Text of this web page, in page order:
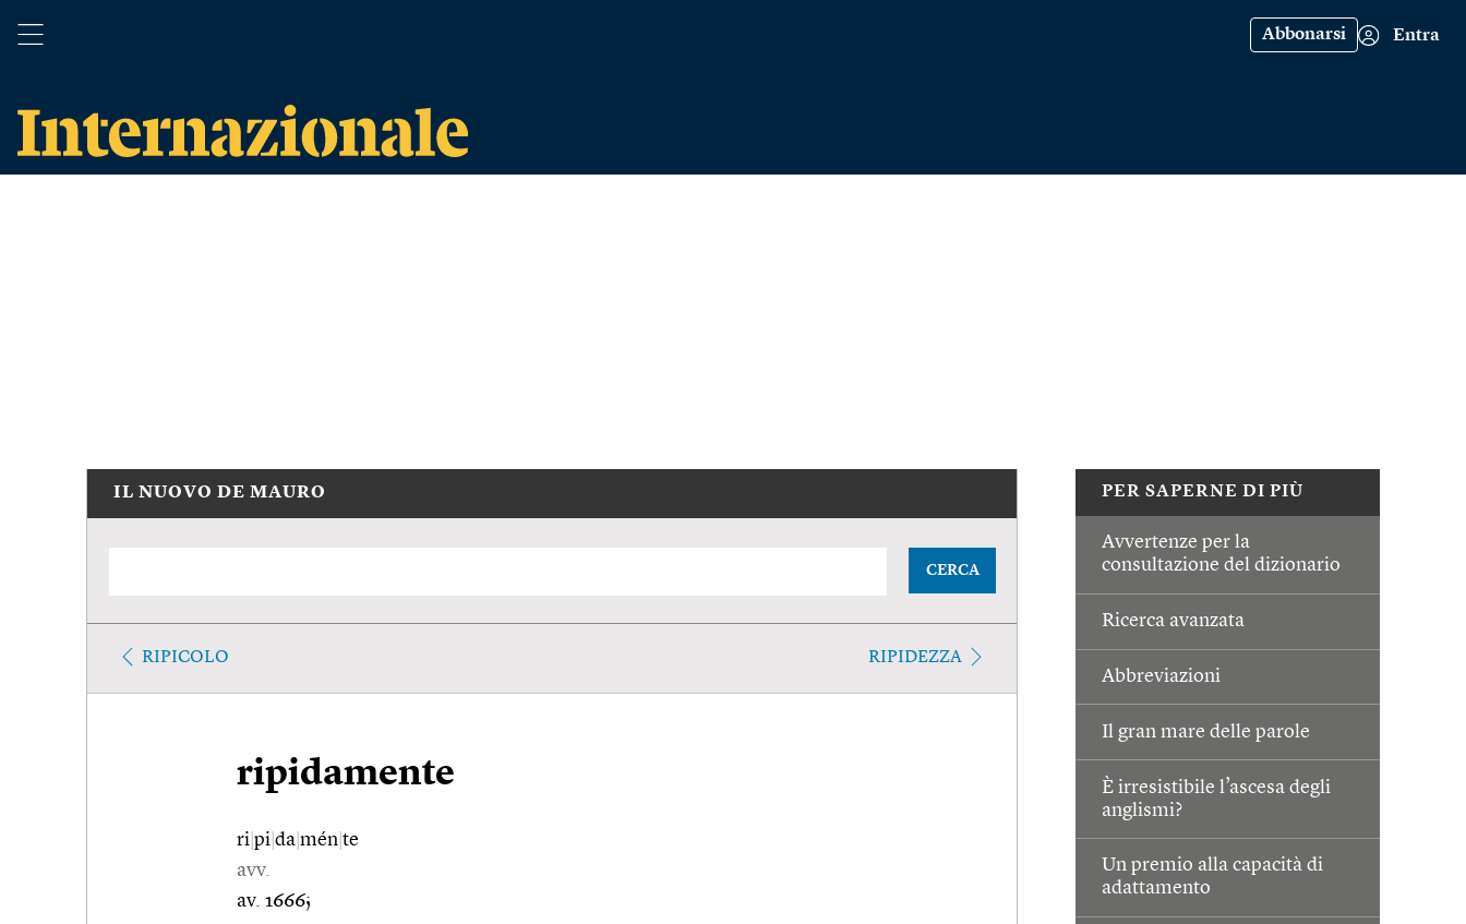
Abbonarsi Entra
PER SAPERNE DI PIÙ
Avvertenze per la
consultazione del dizionario
Ricerca avanzata
Abbreviazioni
Il gran mare delle parole
È irresistibile l’ascesa degli
anglismi?
Un premio alla capacità di
adattamento
IL NUOVO DE MAURO
CERCA
RIPICOLO RIPIDEZZA
ripidamente
ri pi da mén te
avv.
av. 1666;